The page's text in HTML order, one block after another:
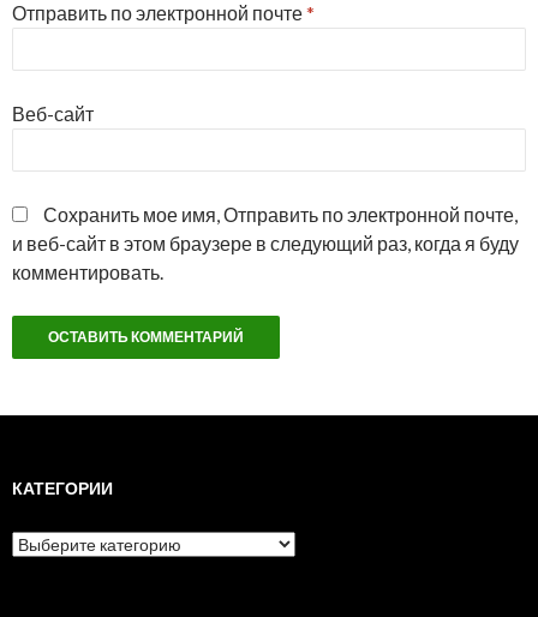
Отправить по электронной почте*
Веб-сайт
Сохранить мое имя, Отправить по электронной почте,
и веб-сайт в этом браузере в следующий раз, когда я буду
комментировать.
КАТЕГОРИИ
Категории